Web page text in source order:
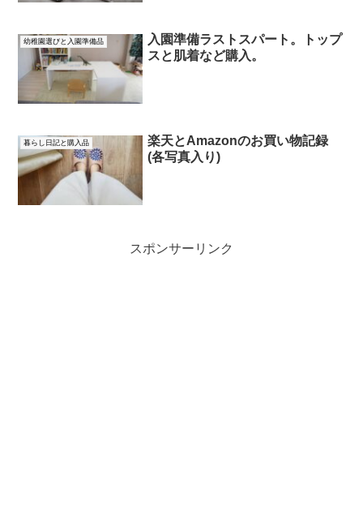
幼稚園選びと入園準備品
入園準備ラストスパート。トップ
スと肌着など購入。
暮らし日記と購入品
楽天とAmazonのお買い物記録
(各写真入り)
スポンサーリンク